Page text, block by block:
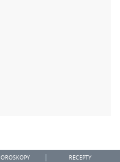
RECEPTY